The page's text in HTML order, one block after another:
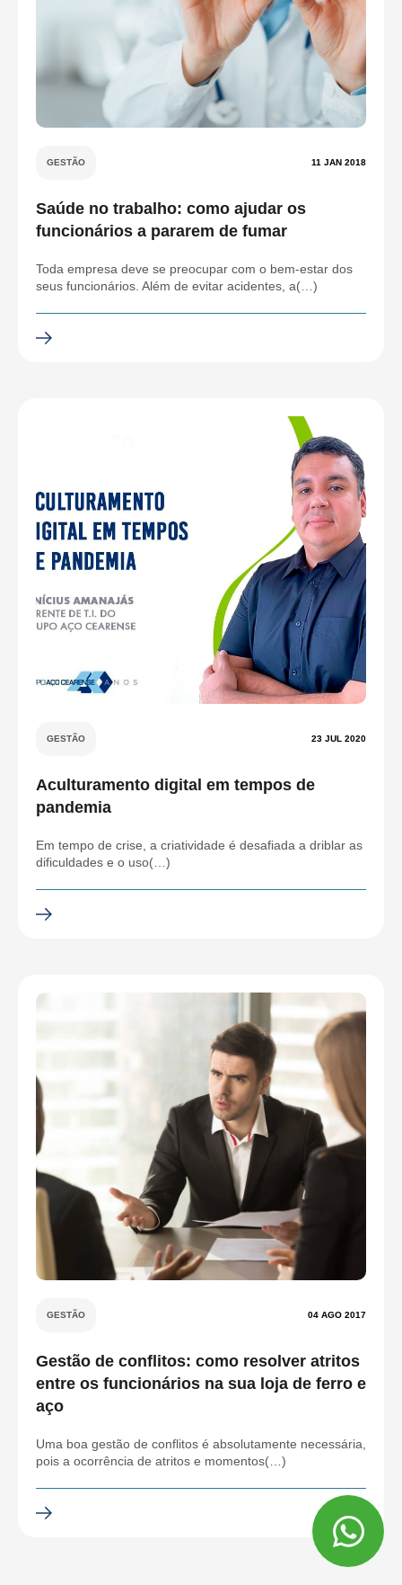
GESTÃO 11 JAN 2018
Saúde no trabalho: como ajudar os
funcionários a pararem de fumar
Toda empresa deve se preocupar com o bem-estar dos
seus funcionários. Além de evitar acidentes, a(…)
GESTÃO 23 JUL 2020
Aculturamento digital em tempos de
pandemia
Em tempo de crise, a criatividade é desafiada a driblar as
dificuldades e o uso(…)
GESTÃO 04 AGO 2017
Gestão de conflitos: como resolver atritos
entre os funcionários na sua loja de ferro e
aço
Uma boa gestão de conflitos é absolutamente necessária,
pois a ocorrência de atritos e momentos(…)